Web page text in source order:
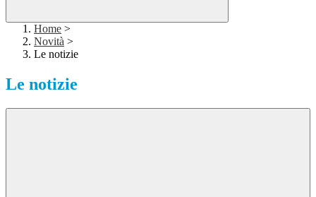
Home >
Novità >
Le notizie
Le notizie